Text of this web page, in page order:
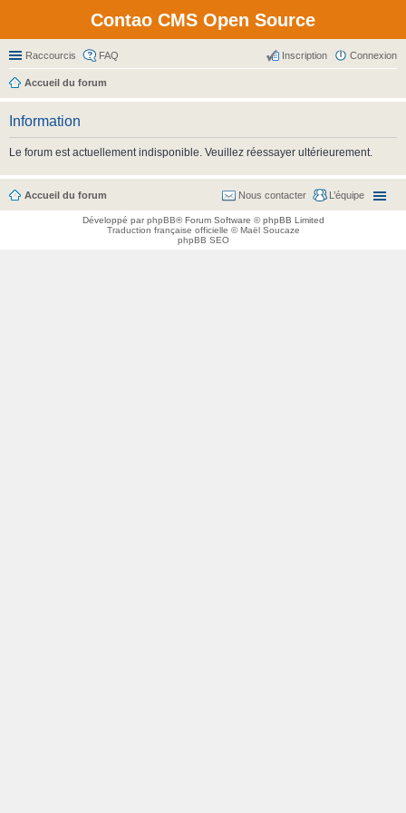
Contao CMS Open Source
Raccourcis FAQ Connexion
Inscription
Accueil du forum
Information
Le forum est actuellement indisponible. Veuillez réessayer ultérieurement.
Accueil du forum L’équipe
Nous contacter
Développé parphpBB® Forum Software © phpBB Limited
Traduction française officielle ©Maël Soucaze
phpBB SEO